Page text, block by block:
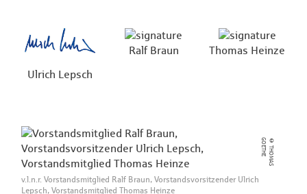
Ulrich Lepsch
Ralf Braun Thomas Heinze
©
T
H
O
M
A
S
G
O
E
T
H
E
v.l.n.r. Vorstandsmitglied Ralf Braun, Vorstandsvorsitzender Ulrich
Lepsch, Vorstandsmitglied Thomas Heinze